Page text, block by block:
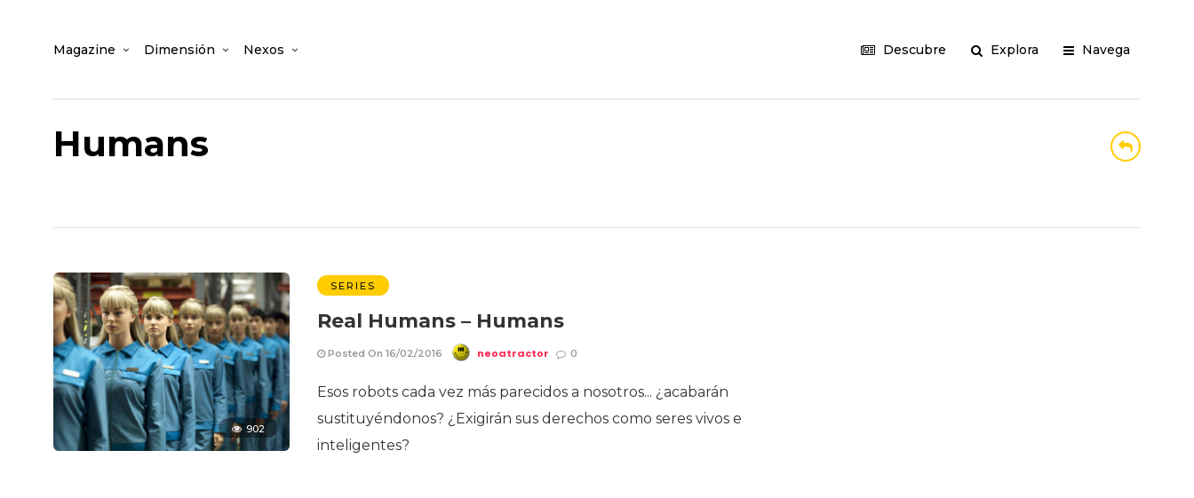
Magazine Dimensión Nexos Descubre Explora Navega
Humans
902
SERIES
Real Humans – Humans
Posted On 16/02/2016 neoatractor 0
Esos robots cada vez más parecidos a nosotros... ¿acabarán
sustituyéndonos? ¿Exigirán sus derechos como seres vivos e
inteligentes?